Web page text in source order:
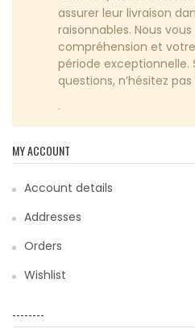
assurer leur livraison
raisonnables. Nous
compréhension et
période exceptionnelle.
questions, n’hésitez
.
MY ACCOUNT
Account details
Addresses
Orders
Wishlist
--------